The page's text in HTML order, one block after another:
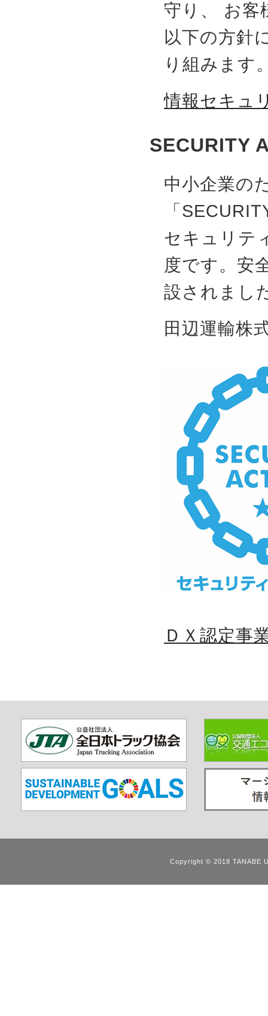
守り、 お客
以下の方針
り組みます
情報セキュ
SECURITY
中小企業の
「
セキュリテ
度です。安
設されまし
田辺運輸株
ＤＸ認定事
Copyright © 2018 TANABE